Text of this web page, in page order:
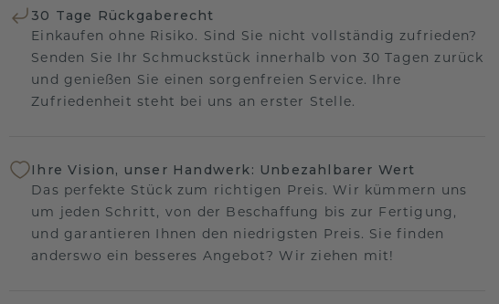
30 Tage Rückgaberecht
Einkaufen ohne Risiko. Sind Sie nicht vollständig zufrieden?
Senden Sie Ihr Schmuckstück innerhalb von 30 Tagen zurück
und genießen Sie einen sorgenfreien Service. Ihre
Zufriedenheit steht bei uns an erster Stelle.
Ihre Vision, unser Handwerk: Unbezahlbarer Wert
Das perfekte Stück zum richtigen Preis. Wir kümmern uns
um jeden Schritt, von der Beschaffung bis zur Fertigung,
und garantieren Ihnen den niedrigsten Preis. Sie finden
anderswo ein besseres Angebot? Wir ziehen mit!